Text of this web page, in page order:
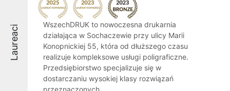
Laureaci
WszechDRUK to nowoczesna drukarnia
działająca w Sochaczewie przy ulicy Marii
Konopnickiej 55, która od dłuższego czasu
realizuje kompleksowe usługi poligraficzne.
Przedsiębiorstwo specjalizuje się w
dostarczaniu wysokiej klasy rozwiązań
przeznaczonych ...